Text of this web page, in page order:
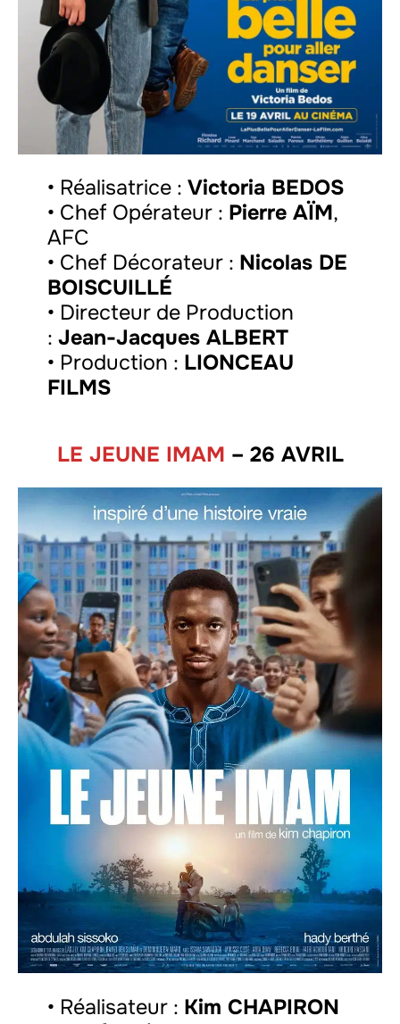
• Réalisatrice : Victoria BEDOS
• Chef Opérateur : Pierre AÏM,
AFC
• Chef Décorateur : Nicolas DE
BOISCUILLÉ
• Directeur de Production
: Jean-Jacques ALBERT
• Production : LIONCEAU
FILMS
LE JEUNE IMAM – 26 AVRIL
• Réalisateur : Kim CHAPIRON